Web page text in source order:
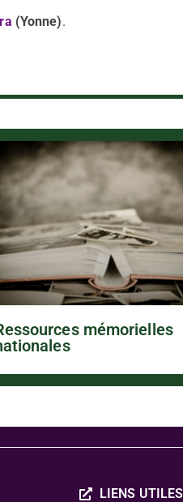
(Yonne).
mémorielles
LIENS UTILES